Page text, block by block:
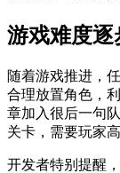
游戏难度
随着游戏推进，
合理放置角色，
章加入很后一句
关卡，需要玩家
开发者特别提醒